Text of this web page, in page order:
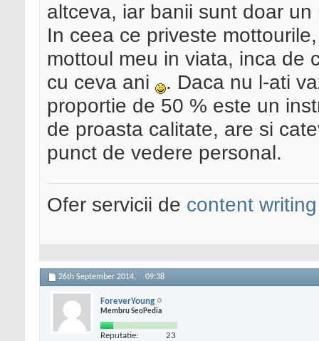
altceva, iar banii sunt doar
In ceea ce priveste
mottoul meu in viata, inca de
cu ceva ani
. Daca nu l-ati
proportie de 50 % este un
de proasta calitate, are si
punct de vedere personal.
Ofer servicii de content writing
26th September 2014, 09:38
ForeverYoung
Membru SeoPedia
Reputatie: 23